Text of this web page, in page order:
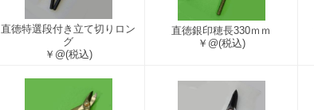
直徳特選段付き立て切りロン
グ
￥@(税込)
直徳銀印穂長330ｍｍ
￥@(税込)